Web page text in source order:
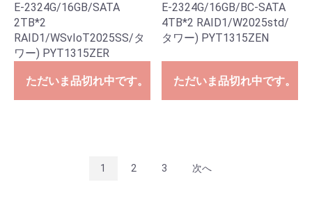
E-2324G/16GB/SATA
2TB*2
RAID1/WSvIoT2025SS/タ
ワー) PYT1315ZER
ただいま品切れ中です。
E-2324G/16GB/BC-SATA
4TB*2 RAID1/W2025std/
タワー) PYT1315ZEN
ただいま品切れ中です。
1 2 3 次へ